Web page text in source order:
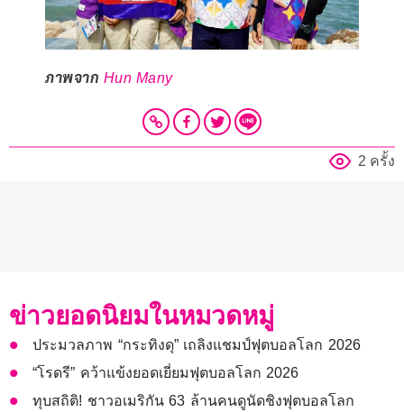
ภาพจาก Hun Many
2 ครั้ง
ข่าวยอดนิยมในหมวดหมู่
ประมวลภาพ “กระทิงดุ” เถลิงแชมป์ฟุตบอลโลก 2026
“โรดรี” คว้าแข้งยอดเยี่ยมฟุตบอลโลก 2026
ทุบสถิติ! ชาวอเมริกัน 63 ล้านคนดูนัดชิงฟุตบอลโลก